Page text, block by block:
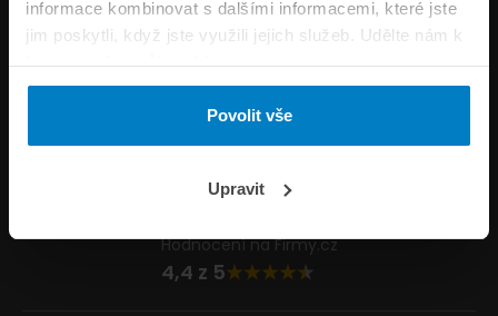
informace kombinovat s dalšími informacemi, které jste
jim poskytli, když jste využili jejich služeb. Udělte nám k
tomu prosím svůj souhlas.
Povolit vše
Upravit
ePojisteni.cz
Formuláře
Napište nám
Hodnocení na Firmy.cz
4,4 z 5